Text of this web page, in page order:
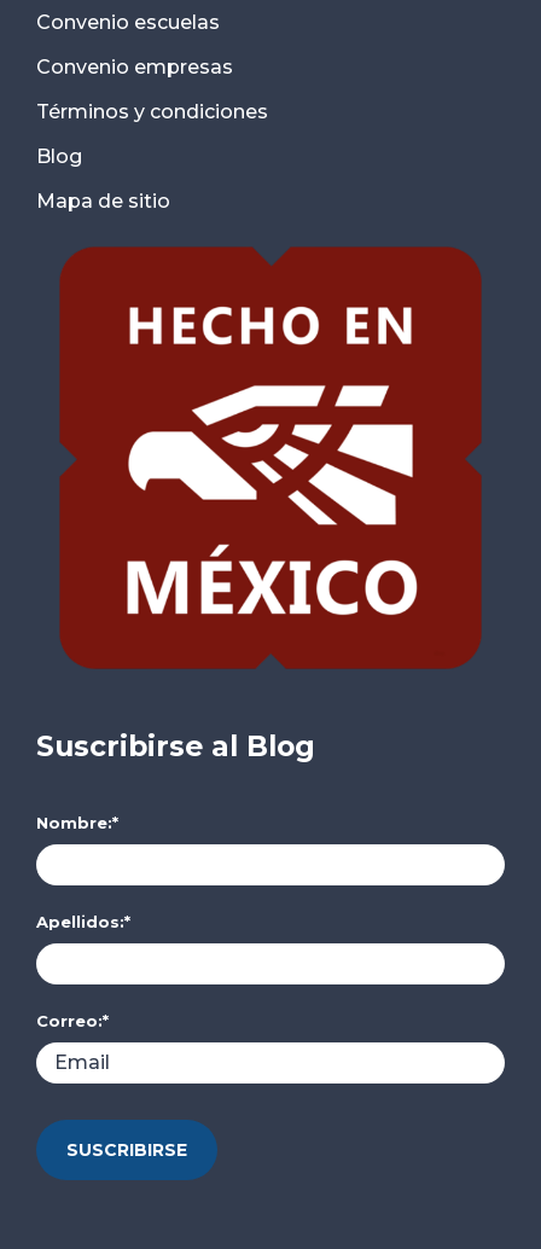
Convenio escuelas
Convenio empresas
Términos y condiciones
Blog
Mapa de sitio
Suscribirse al Blog
Nombre:*
Apellidos:*
Correo:*